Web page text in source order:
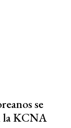
se
la KCNA